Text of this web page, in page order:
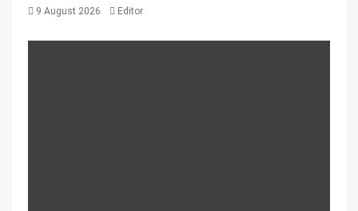
9 August 2026 Editor